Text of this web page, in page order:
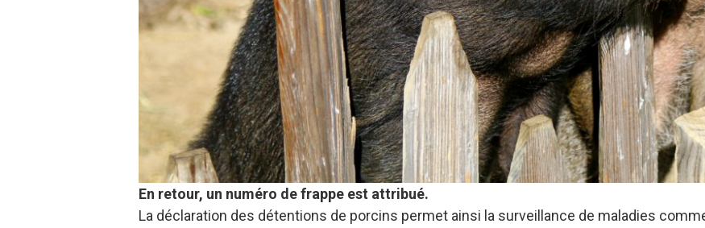
En retour, un numéro de frappe est attribué.
La déclaration des détentions de porcins permet ainsi la surveillance de maladies